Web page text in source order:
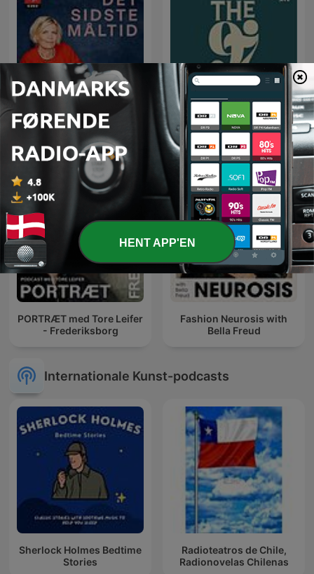
Det sidste måltid The97sPodcast
PORTRÆT med Tore Leifer
- Frederiksborg
Fashion Neurosis with
Bella Freud
Internationale Kunst-podcasts
Sherlock Holmes Bedtime
Stories
Radioteatros de Chile,
Radionovelas Chilenas
HENT APP'EN